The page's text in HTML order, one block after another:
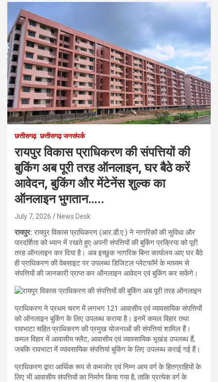
छत्तीसगढ़ छत्तीसगढ़ जनसंपर्क
रायपुर विकास प्राधिकरण की संपत्तियों की
बुकिंग अब पूरी तरह ऑनलाइन, घर बैठे करें
आवेदन, बुकिंग और मेंटेनेंस शुल्क का
ऑनलाइन भुगतान…..
July 7, 2026 News Desk
रायपुर:रायपुर विकास प्राधिकरण (आर.डी.ए.) ने नागरिकों की सुविधा और
पारदर्शिता को ध्यान में रखते हुए अपनी संपत्तियों की बुकिंग प्रक्रिया को पूरी
तरह ऑनलाइन कर दिया है। अब इच्छुक नागरिक बिना कार्यालय आए घर बैठे
ही प्राधिकरण की वेबसाइट पर उपलब्ध डिजिटल प्लेटफॉर्म के माध्यम से
संपत्तियों की जानकारी प्राप्त कर ऑनलाइन आवेदन एवं बुकिंग कर सकेंगे।
प्राधिकरण ने प्रथम चरण में लगभग 121 आवासीय एवं व्यावसायिक संपत्तियों
को ऑनलाइन बुकिंग के लिए उपलब्ध कराया है। इनमें कमल विहार तथा
रावभाटा सहित प्राधिकरण की प्रमुख योजनाओं की संपत्तियां शामिल हैं।
कमल विहार में आवासीय फ्लैट, आवासीय एवं व्यावसायिक भूखंड उपलब्ध हैं,
जबकि रावभाटा में व्यावसायिक संपत्तियां बुकिंग के लिए उपलब्ध कराई गई हैं।
प्राधिकरण द्वारा आर्थिक रूप से कमजोर एवं निम्न आय वर्ग के हितग्राहियों के
लिए भी आवासीय संपत्तियों का निर्माण किया गया है, ताकि प्रत्येक वर्ग के